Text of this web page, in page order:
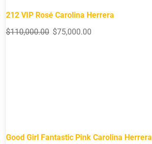
212 VIP Rosé Carolina Herrera
$110,000.00 $75,000.00
Good Girl Fantastic Pink Carolina Herrera